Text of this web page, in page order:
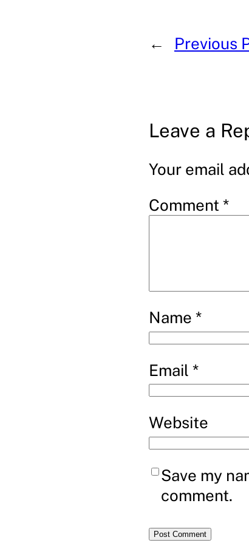
← Previous
Leave a
Your email
Comment *
Name *
Email *
Website
Save my
comment.